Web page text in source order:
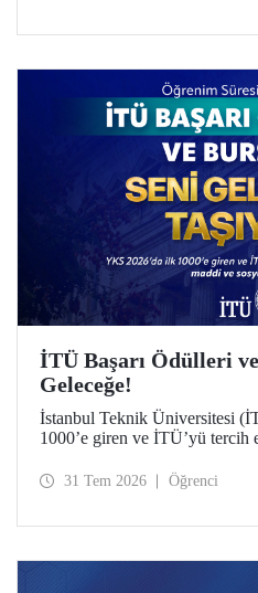
İTÜ Başarı Ödülleri
Geleceğe!
İstanbul Teknik Üniversitesi
1000’e giren ve İTÜ’yü tercih
31 Tem 2026 Öğrenci